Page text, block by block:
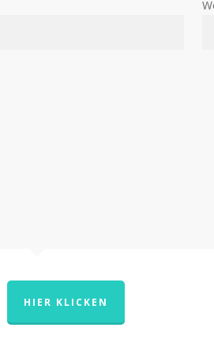
HIER KLICKEN